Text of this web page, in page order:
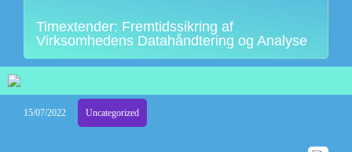
Timextender: Fremtidssikring af
Virksomhedens Datahåndtering og Analyse
15/07/2022 Uncategorized